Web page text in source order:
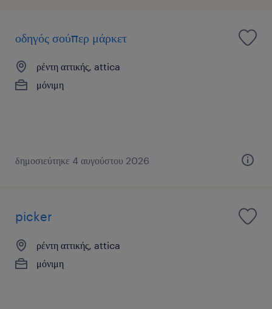
οδηγός σούπερ μάρκετ
ρέντη αττικής, attica
μόνιμη
δημοσιεύτηκε 4 αυγούστου 2026
picker
ρέντη αττικής, attica
μόνιμη